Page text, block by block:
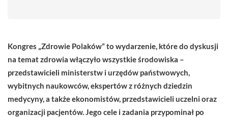
Kongres „Zdrowie Polaków” to wydarzenie, które do dyskusji
na temat zdrowia włączyło wszystkie środowiska –
przedstawicieli ministerstw i urzędów państwowych,
wybitnych naukowców, ekspertów z różnych dziedzin
medycyny, a także ekonomistów, przedstawicieli uczelni oraz
organizacji pacjentów. Jego cele i zadania przypominał po